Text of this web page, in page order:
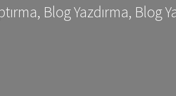
Blog Yazdırma, Blog